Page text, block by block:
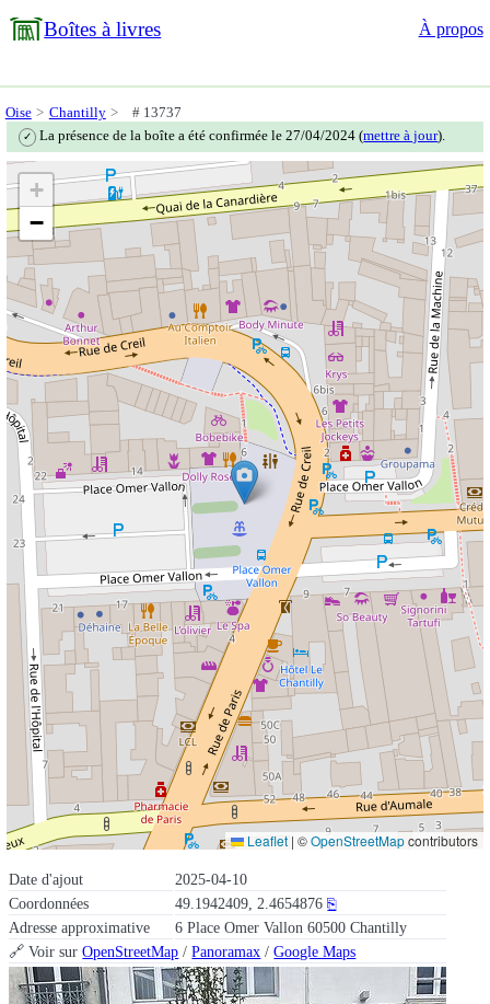
Boîtes à livres À propos
Oise Chantilly # 13737
✓ La présence de la boîte a été confirmée le 27/04/2024 (mettre à jour).
Date d'ajout
2025-04-10
Coordonnées
49.1942409, 2.4654876 ⎘
Adresse approximative
6 Place Omer Vallon 60500 Chantilly
🔗 Voir surOpenStreetMap /Panoramax /Google Maps
+
−
Leaflet | ©OpenStreetMapcontributors